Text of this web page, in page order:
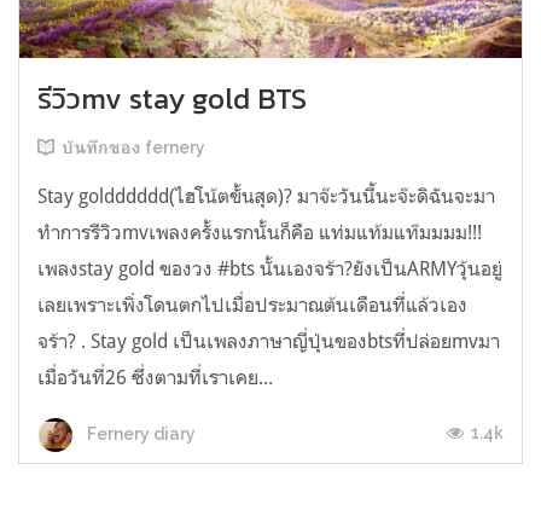
รีวิวmv stay gold BTS
บันทึกของ fernery
Stay goldddddd(ไฮโน้ตขั้นสุด)? มาจ๊ะวันนี้นะจ๊ะดิฉันจะมา
ทำการรีวิวmvเพลงครั้งแรกนั้นก็คือ แท่มแท้มแท๊มมมม!!!
เพลงstay gold ของวง #bts นั้นเองจร้า?ยังเป็นARMYวุ้นอยู่
เลยเพราะเพิ่งโดนตกไปเมื่อประมาณต้นเดือนที่แล้วเอง
จร้า? . Stay gold เป็นเพลงภาษาญี่ปุ่นของbtsที่ปล่อยmvมา
เมื่อวันที่26 ซึ่งตามที่เราเคย...
Fernery diary 1.4k